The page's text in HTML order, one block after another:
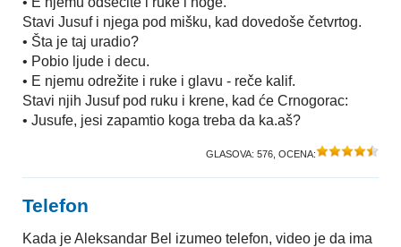
Stavi Jusuf i njega pod mišku, kad dovedoše četvrtog.
• Šta je taj uradio?
• Pobio ljude i decu.
• E njemu odrežite i ruke i glavu - reče kalif.
Stavi njih Jusuf pod ruku i krene, kad će Crnogorac:
• Jusufe, jesi zapamtio koga treba da ka.aš?
GLASOVA: 576 , OCENA:
Telefon
Kada je Aleksandar Bel izumeo telefon, video je da ima